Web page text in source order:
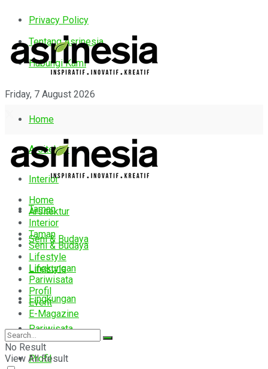
Privacy Policy
Tentang Asrinesia
Hubungi Kami
Friday, 7 August 2026
Home
Arsitektur
Interior
Taman
Seni & Budaya
Lifestyle
Lingkungan
Pariwisata
Profil
Home
Arsitektur
Interior
Taman
Seni & Budaya
Lifestyle
Lingkungan
Pariwisata
Profil
Event
E-Magazine
No Result
View All Result